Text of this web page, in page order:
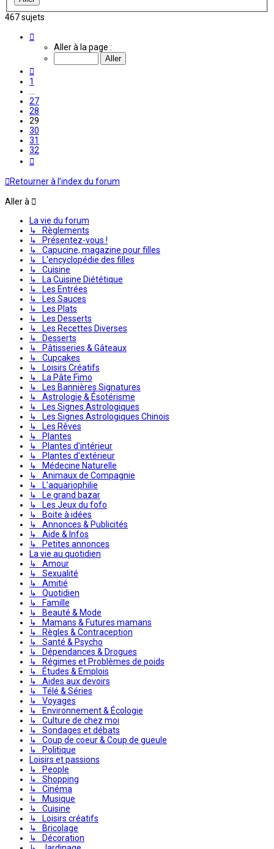
467 sujets
Aller à la page :
1
27
28
29
30
31
32
Retourner à l’index du forum
Aller à
La vie du forum
↳ Règlements
↳ Présentez-vous !
↳ Capucine, magazine pour filles
↳ L'encyclopédie des filles
↳ Cuisine
↳ La Cuisine Diététique
↳ Les Entrées
↳ Les Sauces
↳ Les Plats
↳ Les Desserts
↳ Les Recettes Diverses
↳ Desserts
↳ Pâtisseries & Gâteaux
↳ Cupcakes
↳ Loisirs Créatifs
↳ La Pâte Fimo
↳ Les Bannières Signatures
↳ Astrologie & Ésotérisme
↳ Les Signes Astrologiques
↳ Les Signes Astrologiques Chinois
↳ Les Rêves
↳ Plantes
↳ Plantes d'intérieur
↳ Plantes d'extérieur
↳ Médecine Naturelle
↳ Animaux de Compagnie
↳ L'aquariophilie
↳ Le grand bazar
↳ Les Jeux du fofo
↳ Boite à idées
↳ Annonces & Publicités
↳ Aide & Infos
↳ Petites annonces
La vie au quotidien
↳ Amour
↳ Sexualité
↳ Amitié
↳ Quotidien
↳ Famille
↳ Beauté & Mode
↳ Mamans & Futures mamans
↳ Règles & Contraception
↳ Santé & Psycho
↳ Dépendances & Drogues
↳ Régimes et Problèmes de poids
↳ Études & Emplois
↳ Aides aux devoirs
↳ Télé & Séries
↳ Voyages
↳ Environnement & Écologie
↳ Culture de chez moi
↳ Sondages et débats
↳ Coup de coeur & Coup de gueule
↳ Politique
Loisirs et passions
↳ People
↳ Shopping
↳ Cinéma
↳ Musique
↳ Cuisine
↳ Loisirs créatifs
↳ Bricolage
↳ Décoration